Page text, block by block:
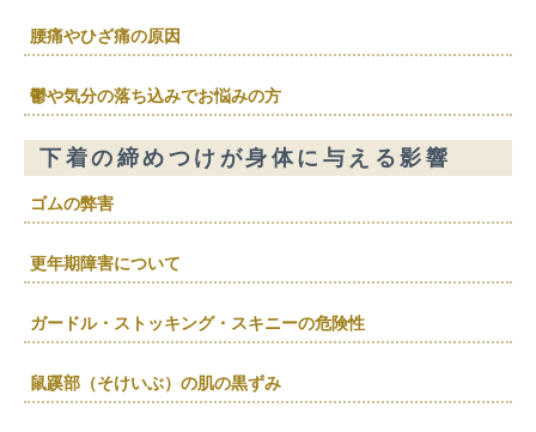
腰痛やひざ痛の原因
鬱や気分の落ち込みでお悩みの方
下着の締めつけが身体に与える影響
ゴムの弊害
更年期障害について
ガードル・ストッキング・スキニーの危険性
鼠蹊部（そけいぶ）の肌の黒ずみ